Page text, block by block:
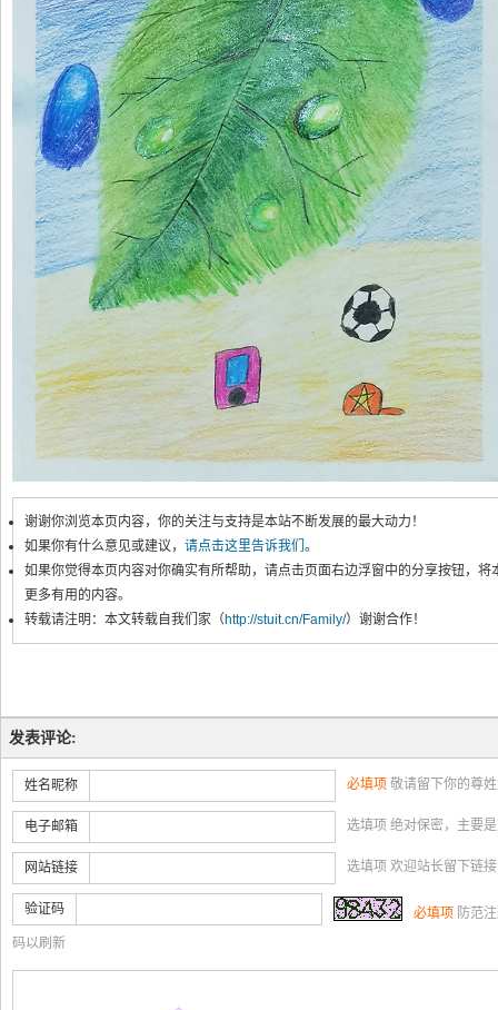
谢谢你浏览本页内容，你的关注与支持是本站不断发展的最大动力！
如果你有什么意见或建议， 请点击这里告诉我们 。
如果你觉得本页内容对你确实有所帮助，请点击页面右边浮窗中的分享按钮，
更多有用的内容。
转载请注明：本文转载自我们家（http://stuit.cn/Family/）谢谢合作！
发表评论:
姓名昵称 必填项 敬请留下你的尊
电子邮箱 选填项 绝对保密，主要
网站链接 选填项 欢迎站长留下链
验证码 必填项 防范
码以刷新